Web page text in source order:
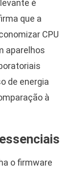
é
que a
CPU
aparelhos
de energia
à
o firmware